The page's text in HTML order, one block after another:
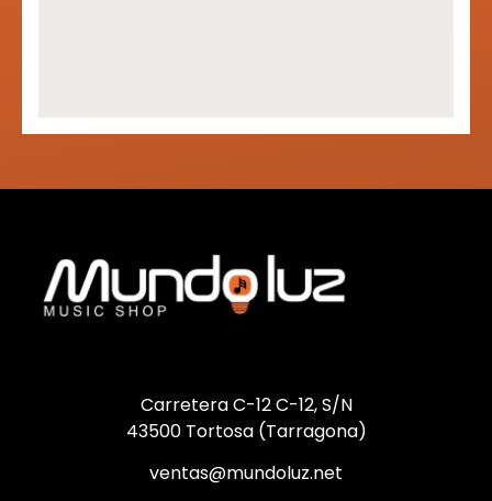
Carretera C-12 C-12, S/N
43500 Tortosa (Tarragona)
ventas@mundoluz.net